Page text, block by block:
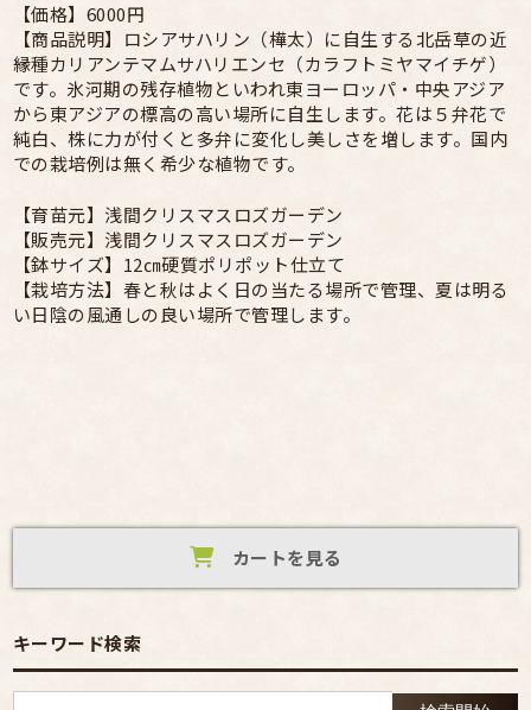
【価格】6000円
【商品説明】ロシアサハリン（樺太）に自生する北岳草の近
縁種カリアンテマムサハリエンセ（カラフトミヤマイチゲ）
です。氷河期の残存植物といわれ東ヨーロッパ・中央アジア
から東アジアの標高の高い場所に自生します。花は５弁花で
純白、株に力が付くと多弁に変化し美しさを増します。国内
での栽培例は無く希少な植物です。
【育苗元】浅間クリスマスロズガーデン
【販売元】浅間クリスマスロズガーデン
【鉢サイズ】12㎝硬質ポリポット仕立て
【栽培方法】春と秋はよく日の当たる場所で管理、夏は明る
い日陰の風通しの良い場所で管理します。
カートを見る
キーワード検索